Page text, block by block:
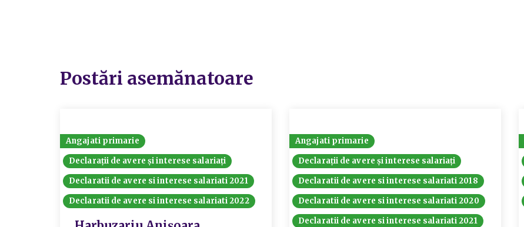
Postări asemănatoare
Angajati primarie
Declarații de avere și interese salariați
Declaratii de avere si interese salariati 2021
Declaratii de avere si interese salariati 2022
Angajati primarie
Declarații de avere și interese salariați
Declaratii de avere si interese salariati 2018
Declaratii de avere si interese salariati 2020
Declaratii de avere si interese salariati 2021